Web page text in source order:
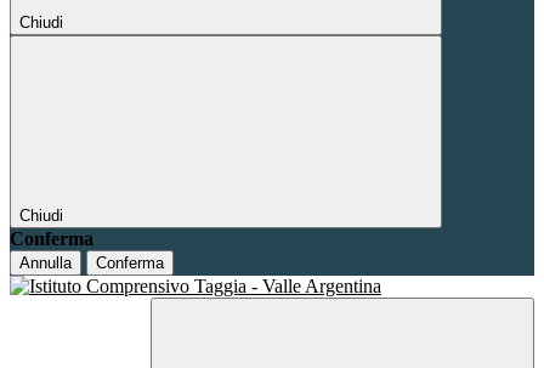
Chiudi
Chiudi
Conferma
Annulla Conferma